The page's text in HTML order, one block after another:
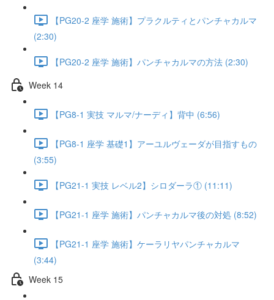
【PG20-2 座学 施術】プラクルティとパンチャカルマ
(2:30)
【PG20-2 座学 施術】パンチャカルマの方法 (2:30)
Week 14
【PG8-1 実技 マルマ/ナーディ】背中 (6:56)
【PG8-1 座学 基礎1】アーユルヴェーダが目指すもの
(3:55)
【PG21-1 実技 レベル2】シロダーラ① (11:11)
【PG21-1 座学 施術】パンチャカルマ後の対処 (8:52)
【PG21-1 座学 施術】ケーラリヤパンチャカルマ
(3:44)
Week 15